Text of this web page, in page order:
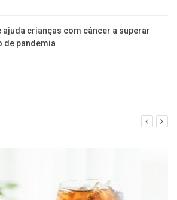
ajuda crianças com câncer a superar
de pandemia